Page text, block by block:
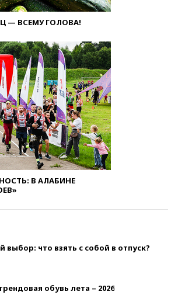
— ВСЕМУ ГОЛОВА!
В АЛАБИНЕ
выбор: что взять с собой в отпуск?
обувь лета – 2026